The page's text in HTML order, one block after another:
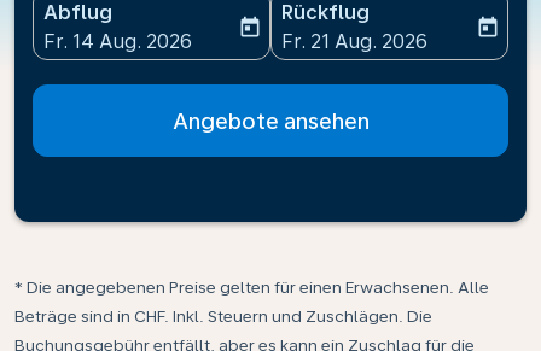
Abflug
fc-booking-departure-date-aria-label
Fr. 14 Aug. 2026
today
Rückflug
fc-booking-return-date-
Fr. 21 Aug. 2026
today
Angebote ansehen
* Die angegebenen Preise gelten für einen Erwachsenen. Alle
Beträge sind in CHF. Inkl. Steuern und Zuschlägen. Die
Buchungsgebühr entfällt, aber es kann ein Zuschlag für die